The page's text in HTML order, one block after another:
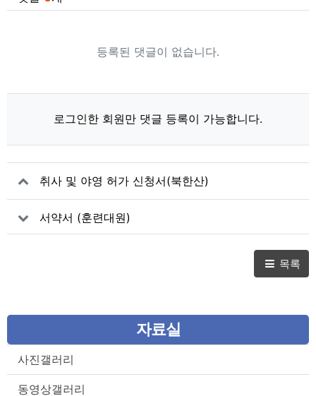
등록된 댓글이 없습니다.
로그인한 회원만 댓글 등록이 가능합니다.
취사 및 야영 허가 신청서(북한산)
서약서 (훈련대원)
목록
자료실
사진갤러리
동영상갤러리